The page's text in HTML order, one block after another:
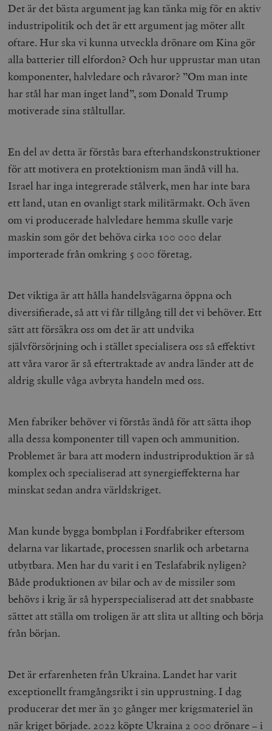
Det är det bästa argument jag kan tänka mig för en aktiv
industripolitik och det är ett argument jag möter allt
oftare. Hur ska vi kunna utveckla drönare om Kina gör
alla batterier till elfordon? Och hur upprustar man utan
komponenter, halvledare och råvaror? ”Om man inte
har stål har man inget land”, som Donald Trump
motiverade sina ståltullar.
En del av detta är förstås bara efterhandskonstruktioner
för att motivera en protektionism man ändå vill ha.
Israel har inga integrerade stålverk, men har inte bara
ett land, utan en ovanligt stark militärmakt. Och även
om vi producerade halvledare hemma skulle varje
maskin som gör det behöva cirka 100 000 delar
importerade från omkring 5 000 företag.
Det viktiga är att hålla handelsvägarna öppna och
diversifierade, så att vi får tillgång till det vi behöver. Ett
sätt att försäkra oss om det är att undvika
självförsörjning och i stället specialisera oss så effektivt
att våra varor är så eftertraktade av andra länder att de
aldrig skulle våga avbryta handeln med oss.
Men fabriker behöver vi förstås ändå för att sätta ihop
alla dessa komponenter till vapen och ammunition.
Problemet är bara att modern industriproduktion är så
komplex och specialiserad att synergieffekterna har
minskat sedan andra världskriget.
Man kunde bygga bombplan i Fordfabriker eftersom
delarna var likartade, processen snarlik och arbetarna
utbytbara. Men har du varit i en Teslafabrik nyligen?
Både produktionen av bilar och av de missiler som
behövs i krig är så hyperspecialiserad att det snabbaste
sättet att ställa om troligen är att slita ut allting och börja
från början.
Det är erfarenheten från Ukraina. Landet har varit
exceptionellt framgångsrikt i sin upprustning. I dag
producerar det mer än 30 gånger mer krigsmateriel än
när kriget började. 2022 köpte Ukraina 2 000 drönare – i